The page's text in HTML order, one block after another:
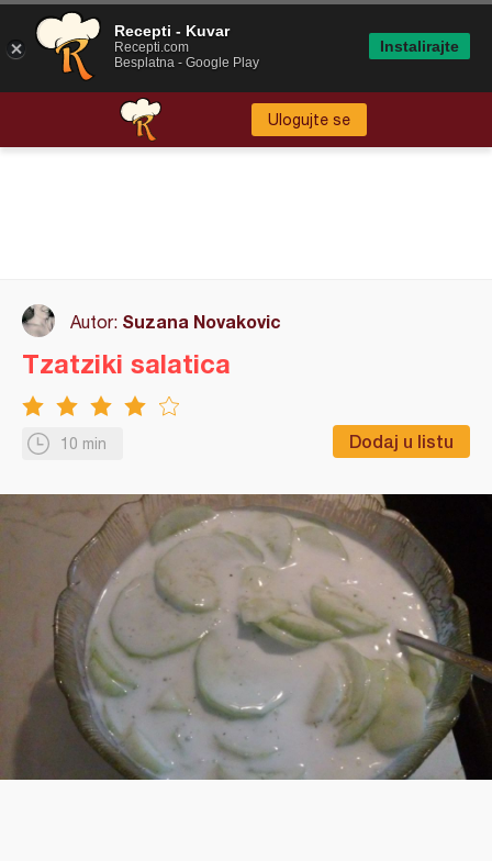
Ulogujte se
Autor: Suzana Novakovic
10 min Dodaj u listu
Tzatziki salatica
Recepti - Kuvar
Recepti.com
Besplatna - Google Play
Instalirajte